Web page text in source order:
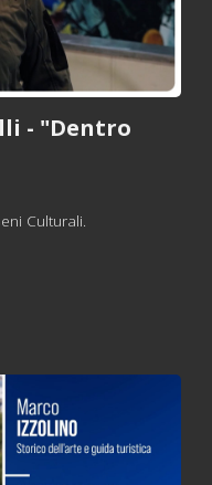
- "Dentro
Culturali.